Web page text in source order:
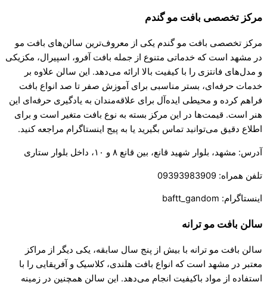
مرکز تخصصی بافت مو گندم
مرکز تخصصی بافت مو گندم یکی از معروف‌ترین سالن‌های بافت مو
در مشهد است که خدماتی متنوع از جمله بافت آفرو، اسپیرال، مکزیکی
و مدل‌های فانتزی را با کیفیت بالا ارائه می‌دهد. این سالن علاوه بر
خدمات حرفه‌ای، بستر مناسبی برای آموزش صفر تا صد انواع بافت
فراهم کرده و محیطی ایده‌آل برای علاقه‌مندان به یادگیری حرفه‌ای این
هنر است. قیمت‌ها در این مرکز بسته به نوع بافت متغیر است و برای
اطلاع دقیق می‌توانید تماس بگیرید یا به پیج اینستاگرام مراجعه کنید.
آدرس: مشهد، بلوار شهید قانع، بین قانع ۸ و ۱۰، داخل بلوار ستاری
تلفن همراه: 09393983909
اینستاگرام: baftt_gandom
سالن بافت مو ترانه
سالن بافت مو ترانه با بیش از پنج سال سابقه، یکی دیگر از مراکز
معتبر در مشهد است که انواع بافت هلندی، کلاسیک و آفریقایی را با
استفاده از مواد باکیفیت انجام می‌دهد. این سالن همچنین در زمینه